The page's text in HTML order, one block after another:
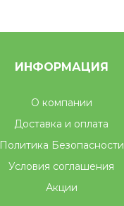
ИНФОРМАЦИЯ
О компании
Доставка и оплата
Политика Безопасности
Условия соглашения
Акции